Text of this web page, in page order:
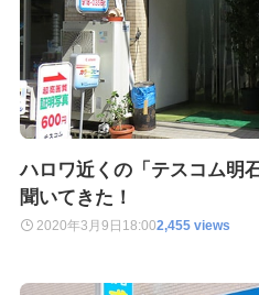
ハロワ近くの「テスコム明
聞いてきた！
2020年3月9日 18:002,455 views